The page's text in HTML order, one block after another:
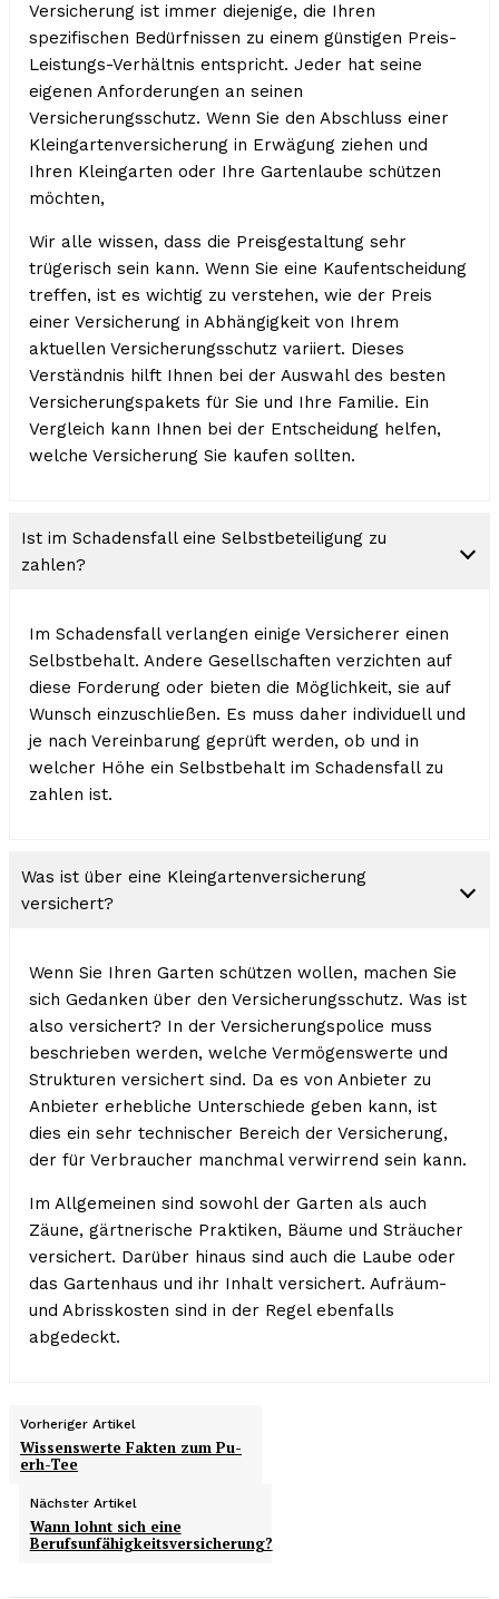
Versicherung ist immer diejenige, die Ihren
spezifischen Bedürfnissen zu einem günstigen Preis-
Leistungs-Verhältnis entspricht. Jeder hat seine
eigenen Anforderungen an seinen
Versicherungsschutz. Wenn Sie den Abschluss einer
Kleingartenversicherung in Erwägung ziehen und
Ihren Kleingarten oder Ihre Gartenlaube schützen
möchten,
Wir alle wissen, dass die Preisgestaltung sehr
trügerisch sein kann. Wenn Sie eine Kaufentscheidung
treffen, ist es wichtig zu verstehen, wie der Preis
einer Versicherung in Abhängigkeit von Ihrem
aktuellen Versicherungsschutz variiert. Dieses
Verständnis hilft Ihnen bei der Auswahl des besten
Versicherungspakets für Sie und Ihre Familie. Ein
Vergleich kann Ihnen bei der Entscheidung helfen,
welche Versicherung Sie kaufen sollten.
Ist im Schadensfall eine Selbstbeteiligung zu
zahlen?
Im Schadensfall verlangen einige Versicherer einen
Selbstbehalt. Andere Gesellschaften verzichten auf
diese Forderung oder bieten die Möglichkeit, sie auf
Wunsch einzuschließen. Es muss daher individuell und
je nach Vereinbarung geprüft werden, ob und in
welcher Höhe ein Selbstbehalt im Schadensfall zu
zahlen ist.
Was ist über eine Kleingartenversicherung
versichert?
Wenn Sie Ihren Garten schützen wollen, machen Sie
sich Gedanken über den Versicherungsschutz. Was ist
also versichert? In der Versicherungspolice muss
beschrieben werden, welche Vermögenswerte und
Strukturen versichert sind. Da es von Anbieter zu
Anbieter erhebliche Unterschiede geben kann, ist
dies ein sehr technischer Bereich der Versicherung,
der für Verbraucher manchmal verwirrend sein kann.
Im Allgemeinen sind sowohl der Garten als auch
Zäune, gärtnerische Praktiken, Bäume und Sträucher
versichert. Darüber hinaus sind auch die Laube oder
das Gartenhaus und ihr Inhalt versichert. Aufräum-
und Abrisskosten sind in der Regel ebenfalls
abgedeckt.
Vorheriger Artikel
Wissenswerte Fakten zum Pu-
erh-Tee
Nächster Artikel
Wann lohnt sich eine
Berufsunfähigkeitsversicherung?